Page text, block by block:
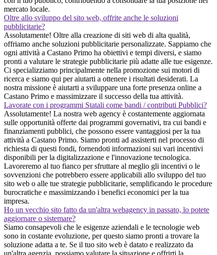
mercato locale.
Oltre allo sviluppo del sito web, offrite anche le soluzioni
pubblicitarie?
Assolutamente! Oltre alla creazione di siti web di alta qualità,
offriamo anche soluzioni pubblicitarie personalizzate. Sappiamo che
ogni attività a Castano Primo ha obiettivi e tempi diversi, e siamo
pronti a valutare le strategie pubblicitarie più adatte alle tue esigenze.
Ci specializziamo principalmente nella promozione sui motori di
ricerca e siamo qui per aiutarti a ottenere i risultati desiderati. La
nostra missione è aiutarti a sviluppare una forte presenza online a
Castano Primo e massimizzare il successo della tua attività.
Lavorate con i programmi Statali come bandi / contributi Pubblici?
Assolutamente! La nostra web agency è costantemente aggiornata
sulle opportunità offerte dai programmi governativi, tra cui bandi e
finanziamenti pubblici, che possono essere vantaggiosi per la tua
attività a Castano Primo. Siamo pronti ad assisterti nel processo di
richiesta di questi fondi, fornendoti informazioni sui vari incentivi
disponibili per la digitalizzazione e l'innovazione tecnologica.
Lavoreremo al tuo fianco per sfruttare al meglio gli incentivi o le
sovvenzioni che potrebbero essere applicabili allo sviluppo del tuo
sito web o alle tue strategie pubblicitarie, semplificando le procedure
burocratiche e massimizzando i benefici economici per la tua
impresa.
Ho un vecchio sito fatto da un'altra webagency in passato, lo potete
aggiornare o sistemare?
Siamo consapevoli che le esigenze aziendali e le tecnologie web
sono in costante evoluzione, per questo siamo pronti a trovare la
soluzione adatta a te. Se il tuo sito web è datato e realizzato da
un'altra agenzia, possiamo valutare la situazione e offrirti la